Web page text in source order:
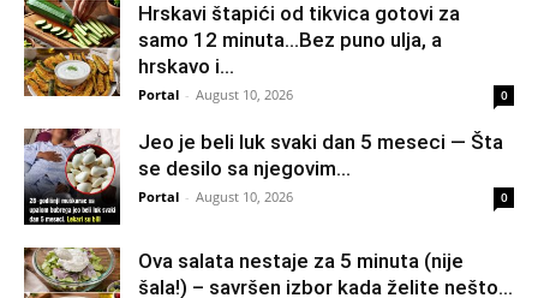
Hrskavi štapići od tikvica gotovi za
samo 12 minuta…Bez puno ulja, a
hrskavo i...
Portal - August 10, 2026 0
Jeo je beli luk svaki dan 5 meseci — Šta
se desilo sa njegovim...
Portal - August 10, 2026 0
Ova salata nestaje za 5 minuta (nije
šala!) – savršen izbor kada želite nešto...